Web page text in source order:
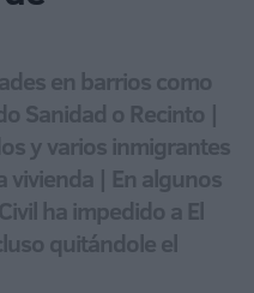
en barrios como
Sanidad o Recinto |
y varios inmigrantes
vivienda | En algunos
ha impedido a El
quitándole el